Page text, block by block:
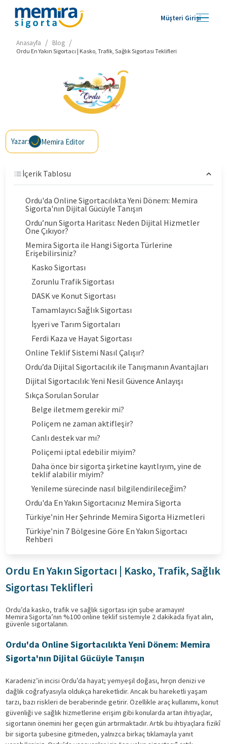
Müşteri Girişi
Anasayfa / Blog /
Ordu En Yakın Sigortacı | Kasko, Trafik, Sağlık Sigortası Teklifleri
Yazar: Memira Editor
İçerik Tablosu
Ordu'da Online Sigortacılıkta Yeni Dönem: Memira
Sigorta'nın Dijital Gücüyle Tanışın
Ordu’nun Sigorta Haritası: Neden Dijital Hizmetler
Öne Çıkıyor?
Memira Sigorta ile Hangi Sigorta Türlerine
Erişebilirsiniz?
Kasko Sigortası
Zorunlu Trafik Sigortası
DASK ve Konut Sigortası
Tamamlayıcı Sağlık Sigortası
İşyeri ve Tarım Sigortaları
Ferdi Kaza ve Hayat Sigortası
Online Teklif Sistemi Nasıl Çalışır?
Ordu’da Dijital Sigortacılık ile Tanışmanın Avantajları
Dijital Sigortacılık: Yeni Nesil Güvence Anlayışı
Sıkça Sorulan Sorular
Belge iletmem gerekir mi?
Poliçem ne zaman aktifleşir?
Canlı destek var mı?
Poliçemi iptal edebilir miyim?
Daha önce bir sigorta şirketine kayıtlıyım, yine de
teklif alabilir miyim?
Yenileme sürecinde nasıl bilgilendirileceğim?
Ordu'da En Yakın Sigortacınız Memira Sigorta
Türkiye’nin Her Şehrinde Memira Sigorta Hizmetleri
Türkiye’nin 7 Bölgesine Göre En Yakın Sigortacı
Rehberi
Ordu En Yakın Sigortacı | Kasko, Trafik, Sağlık
Sigortası Teklifleri
Ordu’da kasko, trafik ve sağlık sigortası için şube aramayın!
Memira Sigorta’nın %100 online teklif sistemiyle 2 dakikada fiyat alın,
güvenle sigortalanın.
Ordu'da Online Sigortacılıkta Yeni Dönem: Memira
Sigorta'nın Dijital Gücüyle Tanışın
Karadeniz’in incisi Ordu’da hayat; yemyeşil doğası, hırçın denizi ve
dağlık coğrafyasıyla oldukça hareketlidir. Ancak bu hareketli yaşam
tarzı, bazı riskleri de beraberinde getirir. Özellikle araç kullanımı, konut
güvenliği ve sağlık hizmetlerine erişim gibi konularda artan ihtiyaçlar,
sigortanın önemini her geçen gün artırmaktadır. Artık bu ihtiyaçlara fizikî
bir sigorta şubesine gitmeden, yalnızca birkaç tıklamayla yanıt